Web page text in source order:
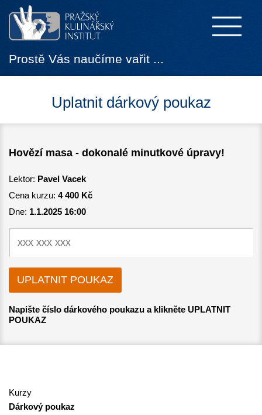
Prostě Vás naučíme vařit ...
Uplatnit dárkový poukaz
Hovězí masa - dokonalé minutkové úpravy!
Lektor: Pavel Vacek
Cena kurzu: 4 400 Kč
Dne: 1.1.2025 16:00
Napište číslo dárkového poukazu a klikněte UPLATNIT
POUKAZ
Kurzy
Dárkový poukaz